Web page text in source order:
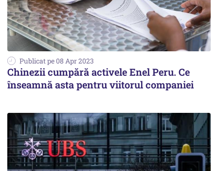
Publicat pe 08 Apr 2023
Chinezii cumpără activele Enel Peru. Ce
înseamnă asta pentru viitorul companiei